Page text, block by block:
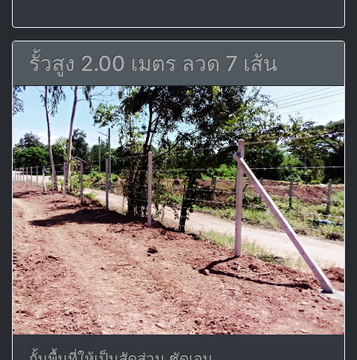
รั้วสูง 2.00 เมตร ลวด 7 เส้น